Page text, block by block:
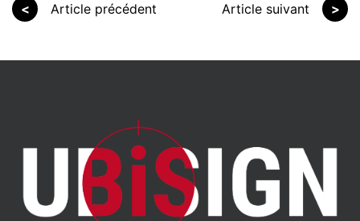
< Article précédent Article suivant >